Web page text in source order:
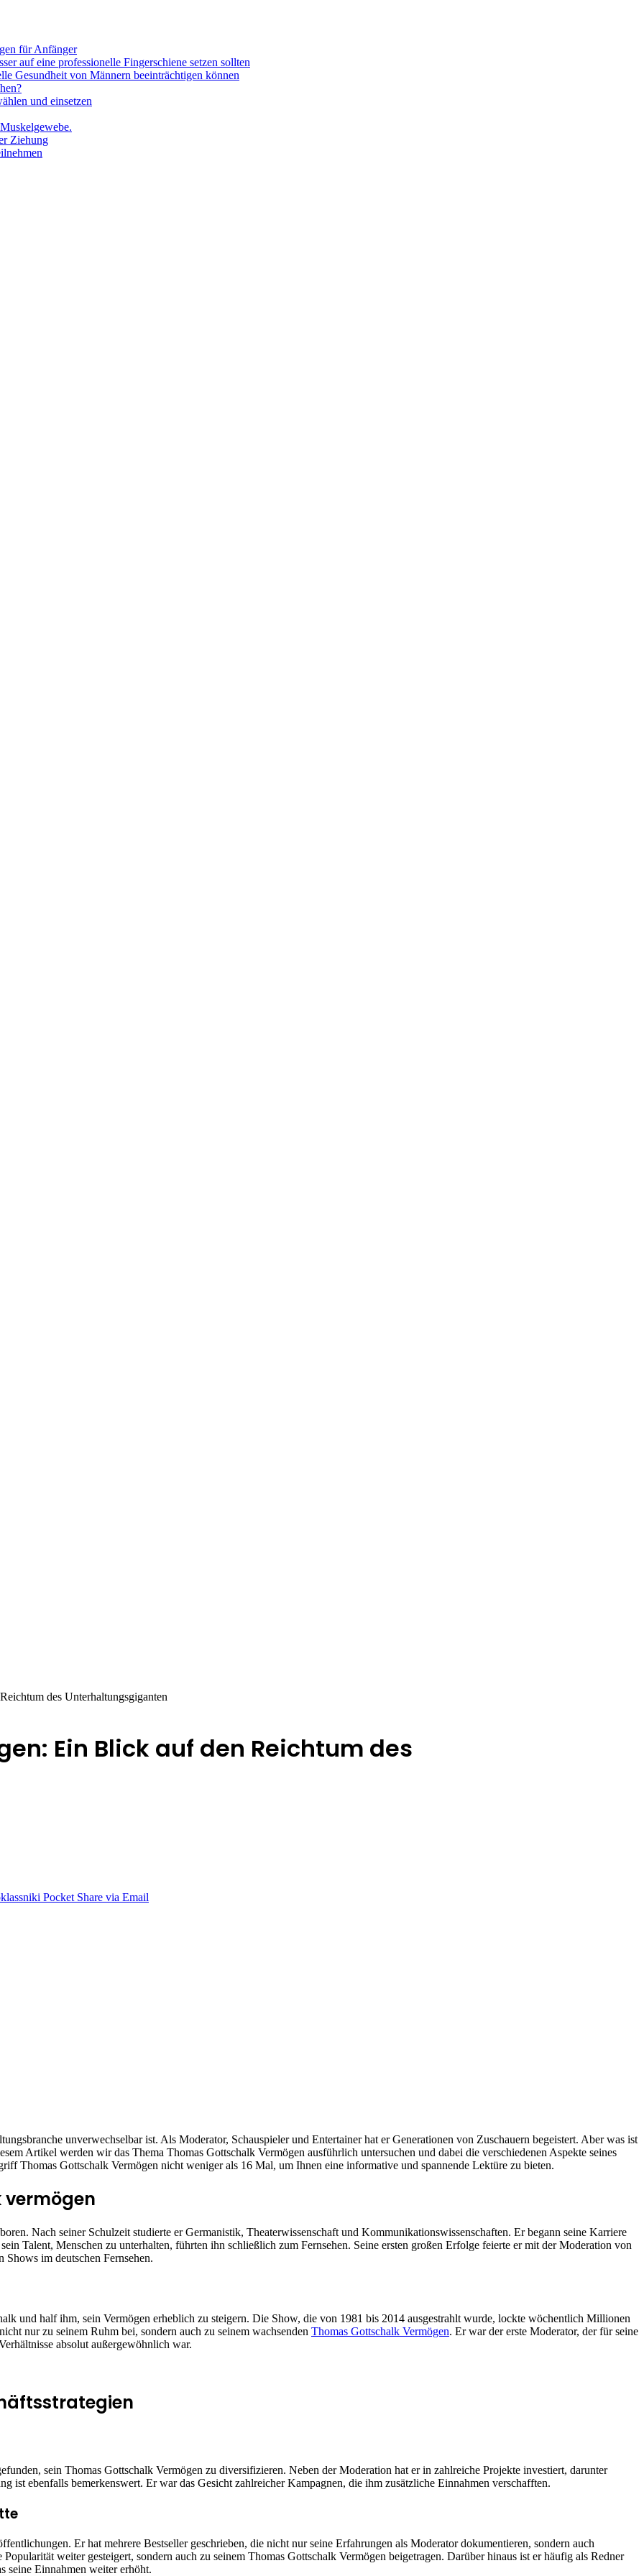
für Anfänger
auf eine professionelle Fingerschiene setzen sollten
Gesundheit von Männern beeinträchtigen können
und einsetzen
Ziehung
des Unterhaltungsgiganten
Ein Blick auf den Reichtum des
Pocket Share via Email
unverwechselbar ist. Als Moderator, Schauspieler und Entertainer hat er Generationen von Zuschauern begeistert. Aber was ist
Artikel werden wir das Thema Thomas Gottschalk Vermögen ausführlich untersuchen und dabei die verschiedenen Aspekte seines
Thomas Gottschalk Vermögen nicht weniger als 16 Mal, um Ihnen eine informative und spannende Lektüre zu bieten.
Nach seiner Schulzeit studierte er Germanistik, Theaterwissenschaft und Kommunikationswissenschaften. Er begann seine Karriere
Talent, Menschen zu unterhalten, führten ihn schließlich zum Fernsehen. Seine ersten großen Erfolge feierte er mit der Moderation von
Shows im deutschen Fernsehen.
und half ihm, sein Vermögen erheblich zu steigern. Die Show, die von 1981 bis 2014 ausgestrahlt wurde, lockte wöchentlich Millionen
nur zu seinem Ruhm bei, sondern auch zu seinem wachsenden Thomas Gottschalk Vermögen. Er war der erste Moderator, der für seine
absolut außergewöhnlich war.
sein Thomas Gottschalk Vermögen zu diversifizieren. Neben der Moderation hat er in zahlreiche Projekte investiert, darunter
ist ebenfalls bemerkenswert. Er war das Gesicht zahlreicher Kampagnen, die ihm zusätzliche Einnahmen verschafften.
Er hat mehrere Bestseller geschrieben, die nicht nur seine Erfahrungen als Moderator dokumentieren, sondern auch
weiter gesteigert, sondern auch zu seinem Thomas Gottschalk Vermögen beigetragen. Darüber hinaus ist er häufig als Redner
seine Einnahmen weiter erhöht.